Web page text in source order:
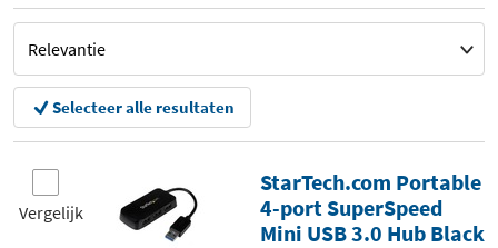
Selecteer alle resultaten
Vergelijk
StarTech.com Portable
4-port SuperSpeed
Mini USB 3.0 Hub Black